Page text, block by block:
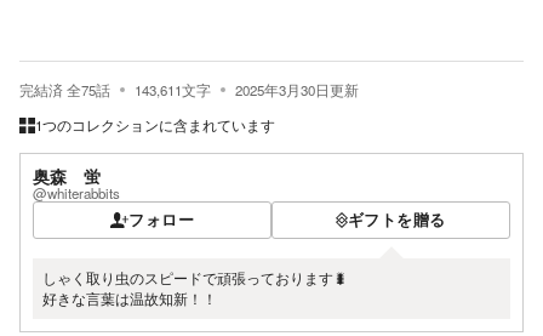
完結済全75話 143,611文字 2025年3月30日更新
1つのコレクションに含まれています
奥森 蛍
@whiterabbits
フォロー ギフトを贈る
しゃく取り虫のスピードで頑張っております🐛
好きな言葉は温故知新！！